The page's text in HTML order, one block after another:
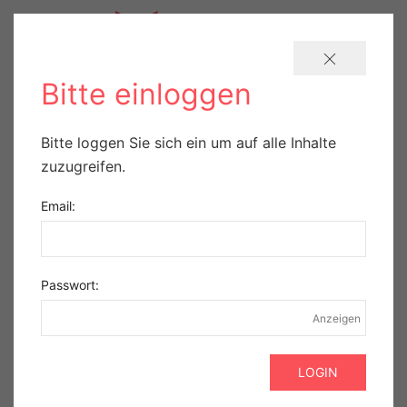
Wie Erfahrung den
Blick schärft – für das,
was die
Augenheilkunde
wirklich braucht
Zwei Anti-VEGF-Biosimilars aus
Bitte einloggen
Bitte loggen Sie sich ein um auf alle Inhalte
zuzugreifen.
Email:
Passwort:
Anzeigen